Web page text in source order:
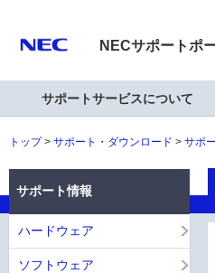
NECサポートポ
サポートサービスについて
トップ サポート・ダウンロード サポ
サポート情報
ハードウェア
ソフトウェア